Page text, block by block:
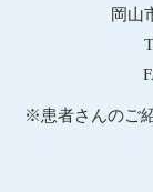
岡山
※患者さんのご